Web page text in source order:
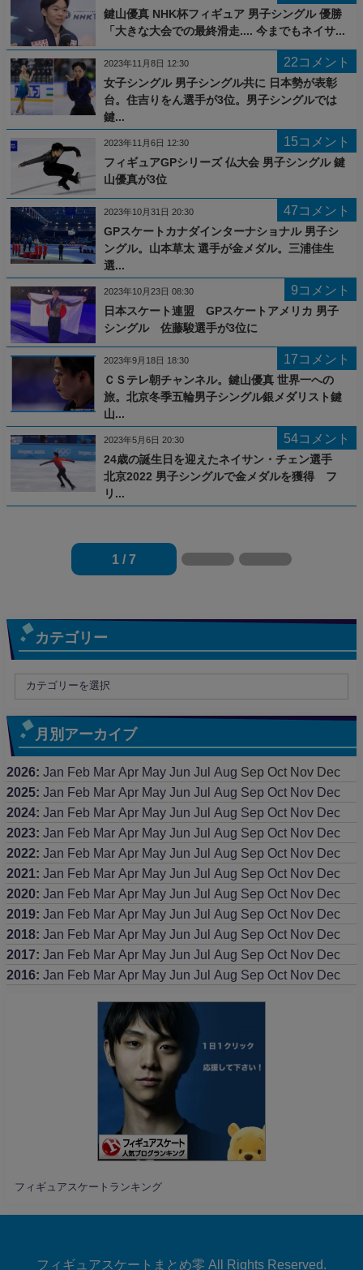
鍵山優真 NHK杯フィギュア 男子シングル 優勝
「大きな大会での最終滑走.... 今までもネイサ...
22コメント
女子シングル 男子シングル共に 日本勢が表彰
台。住吉りをん選手が3位。男子シングルでは
鍵...
2023年11月8日 12:30
15コメント
フィギュアGPシリーズ 仏大会 男子シングル 鍵
山優真が3位
2023年11月6日 12:30
47コメント
GPスケートカナダインターナショナル 男子シ
ングル。山本草太 選手が金メダル。三浦佳生
選...
2023年10月31日 20:30
9コメント
日本スケート連盟 GPスケートアメリカ 男子
シングル 佐藤駿選手が3位に
2023年10月23日 08:30
17コメント
ＣＳテレ朝チャンネル。鍵山優真 世界一への
旅。北京冬季五輪男子シングル銀メダリスト鍵
山...
2023年9月18日 18:30
54コメント
24歳の誕生日を迎えたネイサン・チェン選手
北京2022 男子シングルで金メダルを獲得 フ
リ...
2023年5月6日 20:30
1 / 7
カテゴリー
月別アーカイブ
2026: Jan Feb Mar Apr May Jun Jul Aug Sep Oct Nov Dec
2025: Jan Feb Mar Apr May Jun Jul Aug Sep Oct Nov Dec
2024: Jan Feb Mar Apr May Jun Jul Aug Sep Oct Nov Dec
2023: Jan Feb Mar Apr May Jun Jul Aug Sep Oct Nov Dec
2022: Jan Feb Mar Apr May Jun Jul Aug Sep Oct Nov Dec
2021 : Jan Feb Mar Apr May Jun Jul Aug Sep Oct Nov Dec
2020: Jan Feb Mar Apr May Jun Jul Aug Sep Oct Nov Dec
2019: Jan Feb Mar Apr May Jun Jul Aug Sep Oct Nov Dec
2018: Jan Feb Mar Apr May Jun Jul Aug Sep Oct Nov Dec
2017: Jan Feb Mar Apr May Jun Jul Aug Sep Oct Nov Dec
2016: Jan Feb Mar Apr May Jun Jul Aug Sep Oct Nov Dec
フィギュアスケートランキング
フィギュアスケートまとめ零 All Rights Reserved.